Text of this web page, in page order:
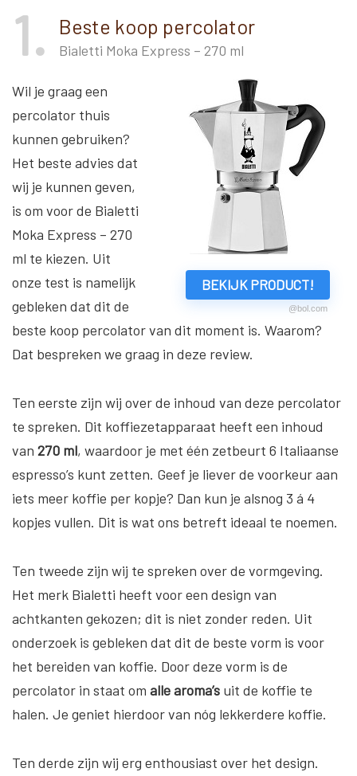
1 Beste koop percolator
Bialetti Moka Express – 270 ml
BEKIJK PRODUCT!
@bol.com
Wil je graag een
percolator thuis
kunnen gebruiken?
Het beste advies dat
wij je kunnen geven,
is om voor de Bialetti
Moka Express – 270
ml te kiezen. Uit
onze test is namelijk
gebleken dat dit de
beste koop percolator van dit moment is. Waarom?
Dat bespreken we graag in deze review.
Ten eerste zijn wij over de inhoud van deze percolator
te spreken. Dit koffiezetapparaat heeft een inhoud
van 270 ml, waardoor je met één zetbeurt 6 Italiaanse
espresso’s kunt zetten. Geef je liever de voorkeur aan
iets meer koffie per kopje? Dan kun je alsnog 3 á 4
kopjes vullen. Dit is wat ons betreft ideaal te noemen.
Ten tweede zijn wij te spreken over de vormgeving.
Het merk Bialetti heeft voor een design van
achtkanten gekozen; dit is niet zonder reden. Uit
onderzoek is gebleken dat dit de beste vorm is voor
het bereiden van koffie. Door deze vorm is de
percolator in staat om alle aroma’s uit de koffie te
halen. Je geniet hierdoor van nóg lekkerdere koffie.
Ten derde zijn wij erg enthousiast over het design.